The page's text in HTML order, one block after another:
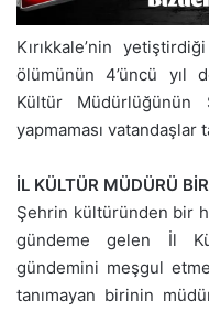
Kırıkkale’nin
ölümünün 4’üncü yıl
Kültür
yapmaması vatandaşlar
İL KÜLTÜR MÜDÜRÜ
Şehrin kültüründen bir
gündeme gelen İl
gündemini meşgul
tanımayan birinin